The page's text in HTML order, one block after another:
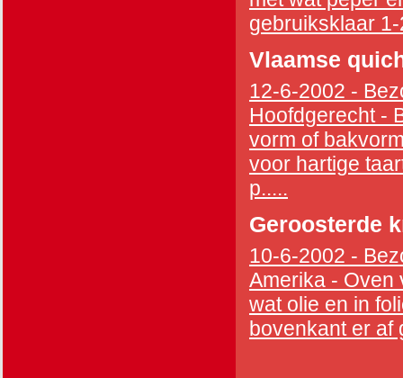
gebruiksklaar
Vlaamse
12-6-2002 -
Hoofdgerecht -
vorm of
voor hartige
p.....
Geroosterde
10-6-2002 -
Amerika - Oven
wat olie en in
bovenkant er af